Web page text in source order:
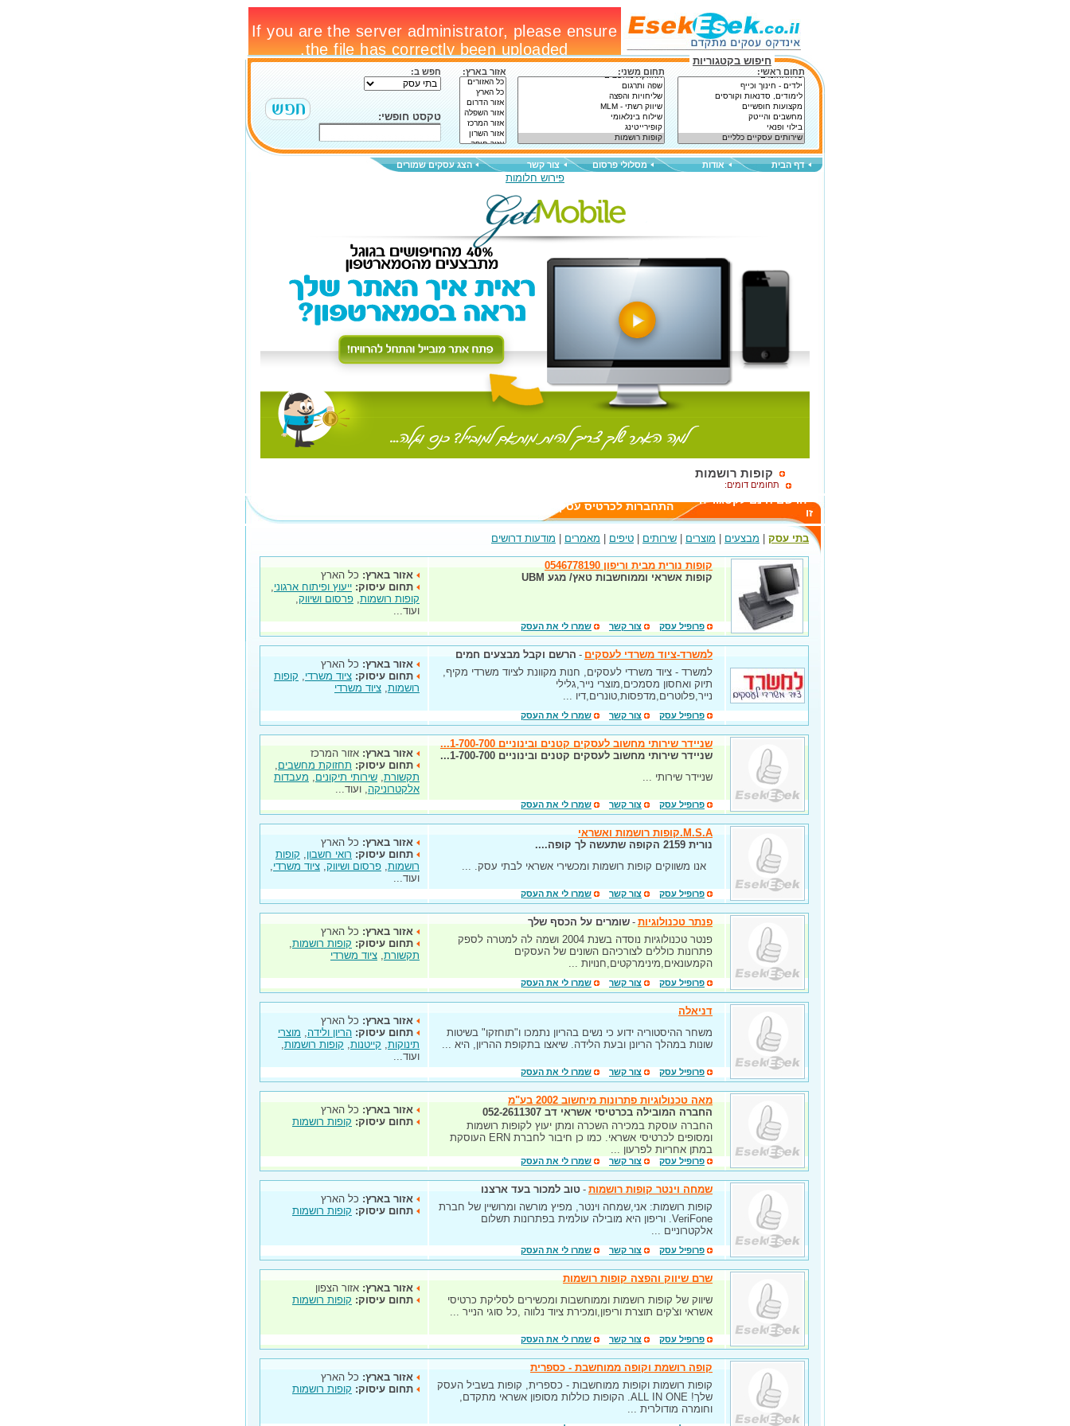
חיפוש בקטגוריות
תחום ראשי: תחום משני: אזור בארץ: חפש ב:
טקסט חופשי:
דף הבית אודות מסלולי פרסום צור קשר הצג עסקים שמורים
פירוש חלומות
קופות רושמות
תחומים דומים:
הרשם חינם לקטגוריה
זו
התחברות לכרטיס עסק
בתי עסק מבצעים מוצרים שירותים טיפים מאמרים מודעות דרושים
קופות נורית מבית וריפון 0546778190
קופות אשראי וממוחשבות טאץ/ מגע UBM
פרופיל עסק צור קשר שמרו לי את העסק
אזור בארץ: כל הארץ
תחום עיסוק: ייעוץ ופיתוח ארגוני,
קופות רושמות, פרסום ושיווק,
ועוד...
למשרד-ציוד משרדי לעסקים - הרשם וקבל מבצעים חמים
למשרד - ציוד משרדי לעסקים, חנות מקוונת לציוד משרדי מקיף,
תיוק ואחסון מסמכים,מוצרי נייר,גלילי
נייר,פלוטרים,מדפסות,טונרים,דיו ...
פרופיל עסק צור קשר שמרו לי את העסק
אזור בארץ: כל הארץ
תחום עיסוק: ציוד משרדי, קופות
רושמות, ציוד משרדי
שניידר שירותי מחשוב לעסקים קטנים ובינוניים 1-700-700...
שניידר שירותי מחשוב לעסקים קטנים ובינוניים 1-700-700...
שניידר שירותי ...
פרופיל עסק צור קשר שמרו לי את העסק
אזור בארץ: אזור המרכז
תחום עיסוק: תחזוקת מחשבים,
תקשורת, שירותי תיקונים, מעבדות
אלקטרוניקה, ועוד...
M.S.A.קופות רושמות ואשראי
נורית 2159 הקופה שתעשה לך קופה....
אנו משווקים קופות רושמות ומכשירי אשראי לבתי עסק. ...
פרופיל עסק צור קשר שמרו לי את העסק
אזור בארץ: כל הארץ
תחום עיסוק: רואי חשבון, קופות
רושמות, פרסום ושיווק, ציוד משרדי,
ועוד...
פנתר טכנולוגיות - שומרים על הכסף שלך
פנטר טכנולוגיות נוסדה בשנת 2004 ושמה לה למטרה לספק
פתרונות כוללים לצורכיהם השונים של העסקים
הקמעונאים,מינימרקטים,חנויות ...
פרופיל עסק צור קשר שמרו לי את העסק
אזור בארץ: כל הארץ
תחום עיסוק: קופות רושמות,
תקשורת, ציוד משרדי
דניאלה
משחר ההיסטוריה ידוע כי נשים בהריון נתמכו ו"תוחזקו" בשיטות
שונות במהלך הריונן ובעת הלידה. שיאצו בתקופת ההריון, היא ...
פרופיל עסק צור קשר שמרו לי את העסק
אזור בארץ: כל הארץ
תחום עיסוק: הריון ולידה, מוצרי
תינוקות, קייטנות, קופות רושמות,
ועוד...
מאה טכנולוגיות פתרונות מיחשוב 2002 בע"מ
החברה המובילה בכרטיסי אשראי דב 052-2611307
החברה עוסקת במכירה השכרה ומתן יעוץ לקופות רושמות
ומסופים לכרטיסי אשראי. כמו כן חיבור לחברת ERN העוסקת
במתן אחריות לפרעון ...
פרופיל עסק צור קשר שמרו לי את העסק
אזור בארץ: כל הארץ
תחום עיסוק: קופות רושמות
שמחה וינטר קופות רושמות - טוב למכור בעד ארצנו
קופות רושמות: אני,שמחה וינטר, מפיץ מורשה ומרושיין של חברת
VeriFone. וריפון היא מובילה עולמית בפתרונות תשלום
אלקטרוניים ...
פרופיל עסק צור קשר שמרו לי את העסק
אזור בארץ: כל הארץ
תחום עיסוק: קופות רושמות
שרם שיווק והפצה קופות רושמות
שיווק של קופות רושמות וממוחשבות ומכשירים לסליקת כרטיסי
אשראי וצ'קים תוצרת וריפון,ומכירת ציוד נלווה ,כל סוגי הנייר ...
פרופיל עסק צור קשר שמרו לי את העסק
אזור בארץ: אזור הצפון
תחום עיסוק: קופות רושמות
קופה רושמת וקופה ממוחשבת - כספרית
קופות רושמות וקופות ממוחשבות - כספרית, קופות בשביל העסק
שלך! ALL IN ONE. הקופות כוללות מסופון אשראי מתקדם,
וחומרה מודולרית ...
אזור בארץ: כל הארץ
תחום עיסוק: קופות רושמות